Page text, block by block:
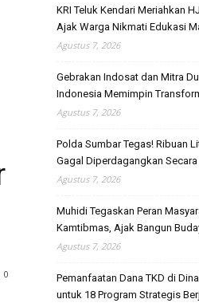
0
KRI Teluk Kendari Meriahkan
Ajak Warga Nikmati Edukasi
Agustus 7, 2026
Gebrakan Indosat dan Mitra
Indonesia Memimpin
Agustus 7, 2026
Polda Sumbar Tegas! Ribuan
Gagal Diperdagangkan Secara
Agustus 7, 2026
Muhidi Tegaskan Peran
Kamtibmas, Ajak Bangun
Agustus 7, 2026
Pemanfaatan Dana TKD di
untuk 18 Program Strategis